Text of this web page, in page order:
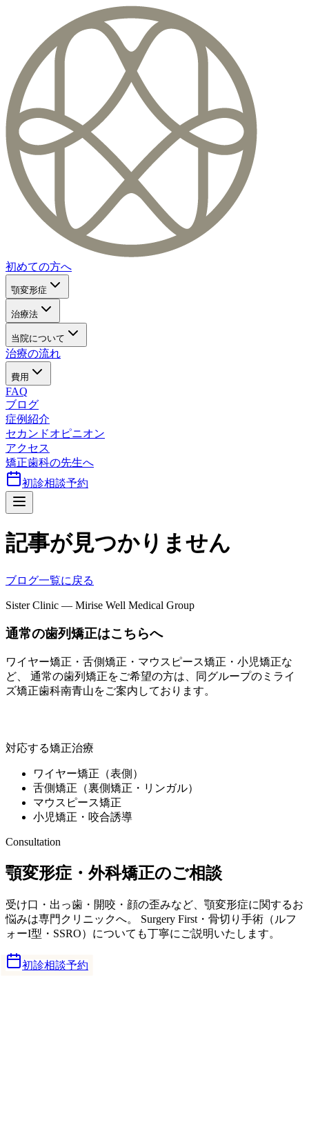
初めての方へ
顎変形症
治療法
当院について
治療の流れ
費用
FAQ
ブログ
症例紹介
セカンドオピニオン
アクセス
矯正歯科の先生へ
初診相談予約
記事が見つかりません
ブログ一覧に戻る
Sister Clinic — Mirise Well Medical Group
通常の歯列矯正はこちらへ
ワイヤー矯正・舌側矯正・マウスピース矯正・小児矯正な
ど、 通常の歯列矯正をご希望の方は、同グループの ミライ
ズ矯正歯科南青山をご案内しております。
対応する矯正治療
ワイヤー矯正（表側）
舌側矯正（裏側矯正・リンガル）
マウスピース矯正
小児矯正・咬合誘導
Consultation
顎変形症・外科矯正のご相談
受け口・出っ歯・開咬・顔の歪みなど、顎変形症に関するお
悩みは専門クリニックへ。 Surgery First・骨切り手術（ルフ
ォーI型・SSRO）についても丁寧にご説明いたします。
初診相談予約